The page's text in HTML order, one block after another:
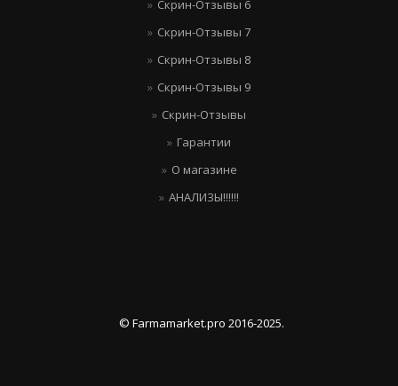
Скрин-Отзывы 6
Скрин-Отзывы 7
Скрин-Отзывы 8
Скрин-Отзывы 9
Скрин-Отзывы
Гарантии
О магазине
АНАЛИЗЫ!!!!!!
© Farmamarket.pro 2016-2025.